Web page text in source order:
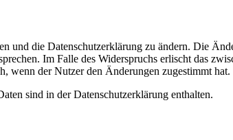
und die Datenschutzerklärung zu ändern. Die
Im Falle des Widerspruchs erlischt das
wenn der Nutzer den Änderungen zugestimmt hat.
sind in der Datenschutzerklärung enthalten.